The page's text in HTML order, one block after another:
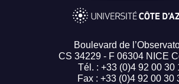
Boulevard de
CS 34229 - F 06304 NICE
Tél. : +33 (0)4 92 00 30
Fax : +33 (0)4 92 00 30